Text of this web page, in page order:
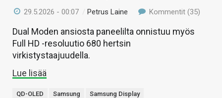
29.5.2026 - 00:07 /Petrus Laine Kommentit (35)
Dual Moden ansiosta paneelilta onnistuu myös
Full HD -resoluutio 680 hertsin
virkistystaajuudella.
Lue lisää
QD-OLED Samsung Samsung Display